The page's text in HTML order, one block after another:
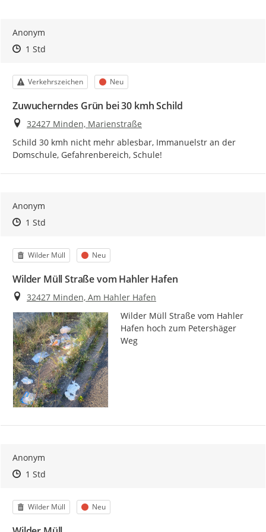
Anonym
Zeitpunkt des Erstellens
Zeitpunkt des Erstellens
1 StdZur Äußerung
Kategorie
Verkehrszeichen Status
Neu
Zuwucherndes Grün bei 30 kmh Schild
Ort
32427 Minden, Marienstraße
Schild 30 kmh nicht mehr ablesbar, Immanuelstr an der
Domschule, Gefahrenbereich, Schule!
Anonym
Zeitpunkt des Erstellens
Zeitpunkt des Erstellens
1 StdZur Äußerung
Kategorie
Wilder Müll Status
Neu
Wilder Müll Straße vom Hahler Hafen
Ort
32427 Minden, Am Hahler Hafen
Wilder Müll Straße vom Hahler
Hafen hoch zum Petershäger
Weg
Anonym
Zeitpunkt des Erstellens
Zeitpunkt des Erstellens
1 StdZur Äußerung
Kategorie
Wilder Müll Status
Neu